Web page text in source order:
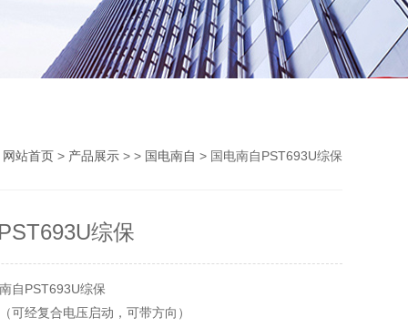
网站首页 > 产品展示 > > 国电南自 > 国电南自PST693U综保
综保
自PST693U综保
可经复合电压启动，可带方向）